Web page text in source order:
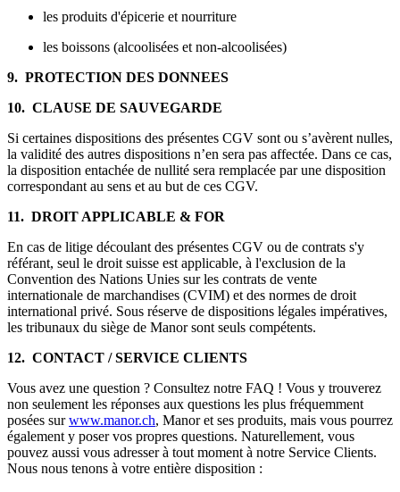
les produits d'épicerie et nourriture
les boissons (alcoolisées et non-alcoolisées)
9. PROTECTION DES DONNEES
10. CLAUSE DE SAUVEGARDE
Si certaines dispositions des présentes CGV sont ou s’avèrent nulles,
la validité des autres dispositions n’en sera pas affectée. Dans ce cas,
la disposition entachée de nullité sera remplacée par une disposition
correspondant au sens et au but de ces CGV.
11. DROIT APPLICABLE & FOR
En cas de litige découlant des présentes CGV ou de contrats s'y
référant, seul le droit suisse est applicable, à l'exclusion de la
Convention des Nations Unies sur les contrats de vente
internationale de marchandises (CVIM) et des normes de droit
international privé. Sous réserve de dispositions légales impératives,
les tribunaux du siège de Manor sont seuls compétents.
12. CONTACT / SERVICE CLIENTS
Vous avez une question ? Consultez notre FAQ ! Vous y trouverez
non seulement les réponses aux questions les plus fréquemment
posées surwww.manor.ch, Manor et ses produits, mais vous pourrez
également y poser vos propres questions. Naturellement, vous
pouvez aussi vous adresser à tout moment à notre Service Clients.
Nous nous tenons à votre entière disposition :